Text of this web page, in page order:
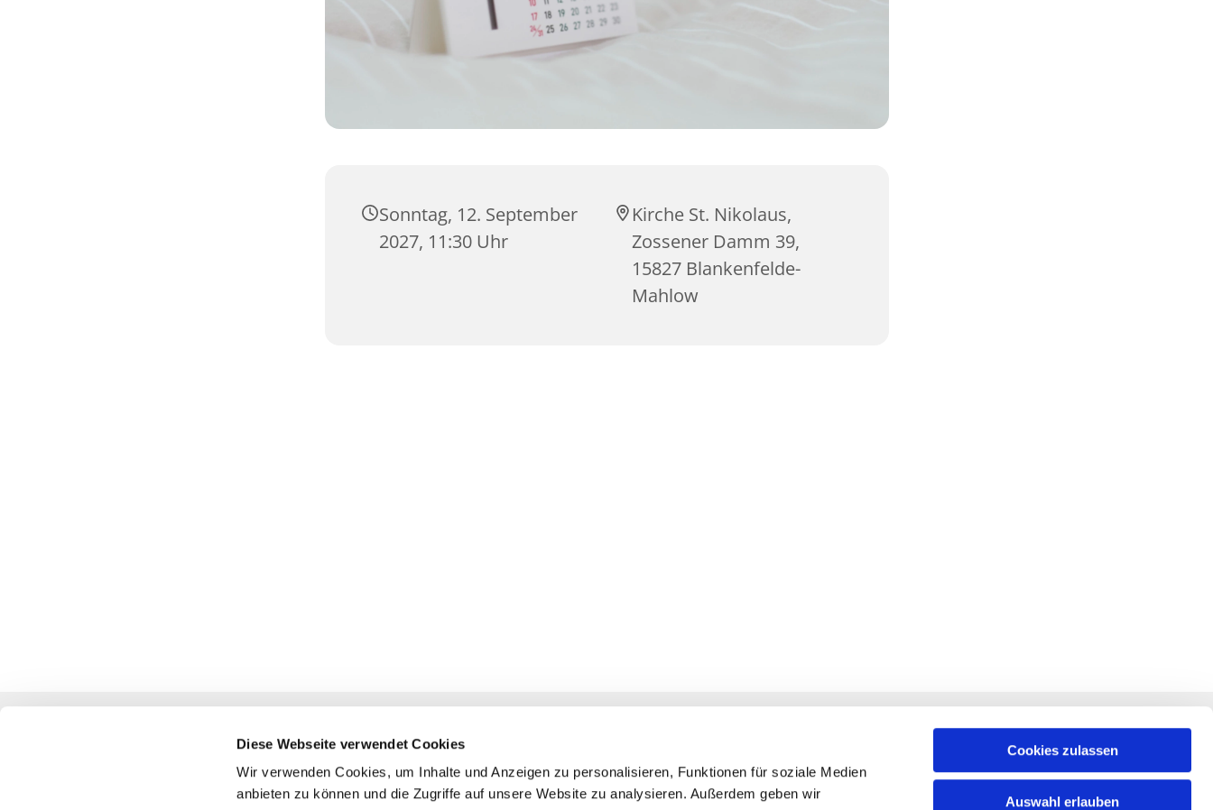
Diese Webseite verwendet Cookies
Wir verwenden Cookies, um Inhalte und Anzeigen zu personalisieren, Funktionen für soziale Medien
anbieten zu können und die Zugriffe auf unsere Website zu analysieren. Außerdem geben wir
Cookies zulassen
Auswahl erlauben
Sonntag, 12. September
2027, 11:30 Uhr
Kirche St. Nikolaus,
Zossener Damm 39,
15827 Blankenfelde-
Mahlow
Katholische Kirchengemeinde
Pfarrei St. Benedikt Teltow-Fläming
Veranstaltungen
Pfarrbüro
Prävention
RECHTLICHES
Datenschutz